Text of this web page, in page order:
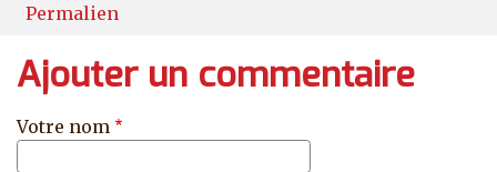
Permalien
Ajouter un commentaire
Votre nom